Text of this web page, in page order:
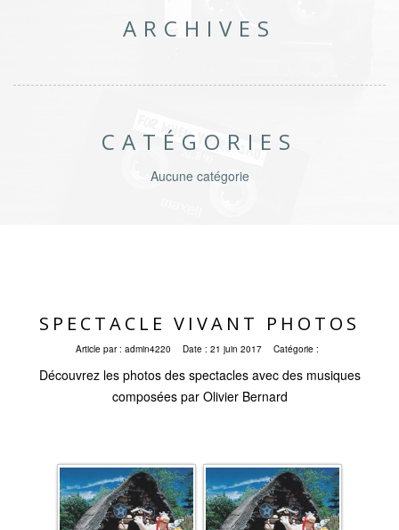
ARCHIVES
CATÉGORIES
Aucune catégorie
SPECTACLE VIVANT PHOTOS
Article par : admin4220 Date : 21 juin 2017 Catégorie :
Découvrez les photos des spectacles avec des musiques
composées par Olivier Bernard